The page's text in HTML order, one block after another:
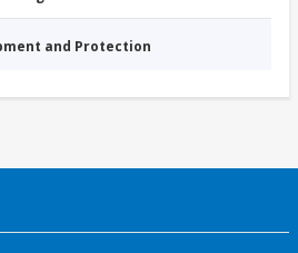
and Protection